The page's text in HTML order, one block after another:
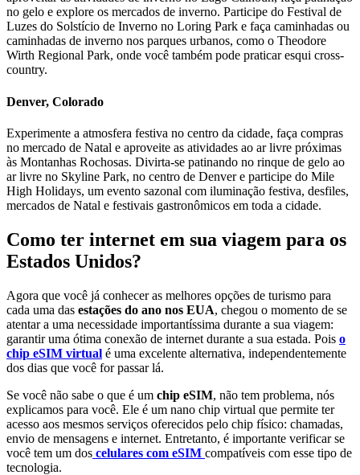
no gelo e explore os mercados de inverno. Participe do Festival de
Luzes do Solstício de Inverno no Loring Park e faça caminhadas ou
caminhadas de inverno nos parques urbanos, como o Theodore
Wirth Regional Park, onde você também pode praticar esqui cross-
country.
Denver, Colorado
Experimente a atmosfera festiva no centro da cidade, faça compras
no mercado de Natal e aproveite as atividades ao ar livre próximas
às Montanhas Rochosas. Divirta-se patinando no rinque de gelo ao
ar livre no Skyline Park, no centro de Denver e participe do Mile
High Holidays, um evento sazonal com iluminação festiva, desfiles,
mercados de Natal e festivais gastronômicos em toda a cidade.
Como ter internet em sua viagem para os
Estados Unidos?
Agora que você já conhecer as melhores opções de turismo para
cada uma das estações do ano nos EUA, chegou o momento de se
atentar a uma necessidade importantíssima durante a sua viagem:
garantir uma ótima conexão de internet durante a sua estada. Pois o
chip eSIM virtual é uma excelente alternativa, independentemente
dos dias que você for passar lá.
Se você não sabe o que é um chip eSIM, não tem problema, nós
explicamos para você. Ele é um nano chip virtual que permite ter
acesso aos mesmos serviços oferecidos pelo chip físico: chamadas,
envio de mensagens e internet. Entretanto, é importante verificar se
você tem um dos celulares com eSIM compatíveis com esse tipo de
tecnologia.